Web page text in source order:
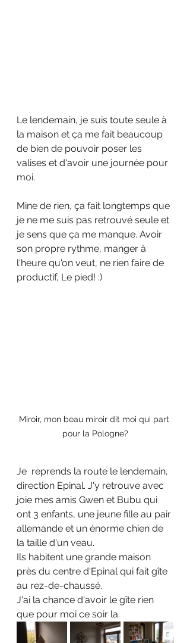
Le lendemain, je suis toute seule à
la maison et ça me fait beaucoup
de bien de pouvoir poser les
valises et d'avoir une journée pour
moi.
Mine de rien, ça fait longtemps que
je ne me suis pas retrouvé seule et
je sens que ça me manque. Avoir
son propre rythme, manger à
l'heure qu'on veut, ne rien faire de
productif, Le pied! :)
Miroir, mon beau miroir dit moi qui part
pour la Pologne?
Je  reprends la route le lendemain,
direction Epinal. J'y retrouve avec
joie mes amis Gwen et Bubu qui
ont 3 enfants, une jeune fille au pair
allemande et un énorme chien de
la taille d'un veau.
Ils habitent une grande maison
près du centre d'Epinal qui fait gîte
au rez-de-chaussé.
J'ai la chance d'avoir le gîte rien
que pour moi ce soir la.